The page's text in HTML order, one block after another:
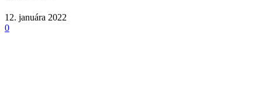
12. januára 2022
0